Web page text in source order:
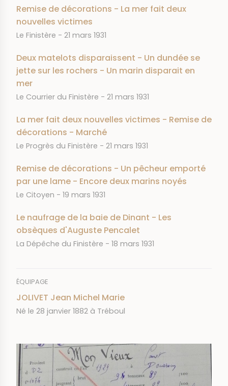
Remise de décorations - La mer fait deux
nouvelles victimes
JOURNAL
Le Finistère DATE
21 mars 1931
Deux matelots disparaissent - Un dundée se
jette sur les rochers - Un marin disparait en
mer
JOURNAL
Le Courrier du Finistère DATE
21 mars 1931
La mer fait deux nouvelles victimes - Remise de
décorations - Marché
JOURNAL
Le Progrès du Finistère DATE
21 mars 1931
Remise de décorations - Un pêcheur emporté
par une lame - Encore deux marins noyés
JOURNAL
Le Citoyen DATE
19 mars 1931
Le naufrage de la baie de Dinant - Les
obsèques d'Auguste Pencalet
JOURNAL
La Dépêche du Finistère DATE
18 mars 1931
ÉQUIPAGE
JOLIVET Jean Michel Marie
Né le 28 janvier 1882 à Tréboul
IMAGE